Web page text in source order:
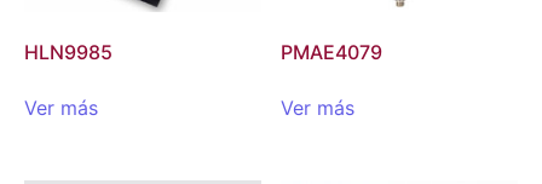
HLN9985
Ver más
PMAE4079
Ver más